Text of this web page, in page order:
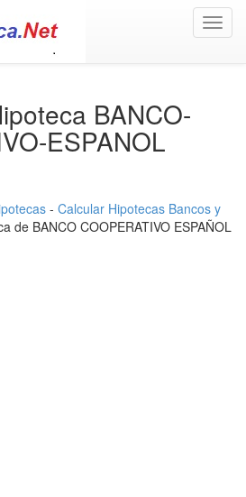
BANCO-
ESPANOL
- Calcular Hipotecas Bancos y
de BANCO COOPERATIVO ESPAÑOL